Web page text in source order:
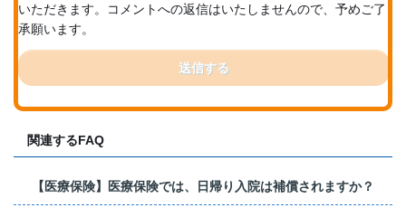
いただきます。コメントへの返信はいたしませんので、予めご了
承願います。
送信する
関連するFAQ
【医療保険】医療保険では、日帰り入院は補償されますか？